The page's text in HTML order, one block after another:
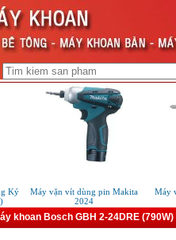
Máy vặn vít dùng pin Makita
2024
Máy
khoan Bosch GBH 2-24DRE (790W)